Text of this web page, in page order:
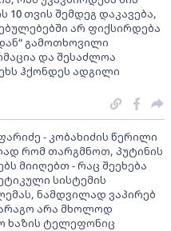
10 თვის შემდეგ დაკავება,
არ ფიქსირდება
გამოთხოვილი
და შესაძლოა
ჰქონდეს ადგილი
- კობახიძის წერილი
რომ თარგმნოთ, პუტინის
მიიღებთ - რაც შეეხება
სისტემის
ნამდვილად ვაპირებ
არა მხოლოდ
ხაზის ტელეფონიც